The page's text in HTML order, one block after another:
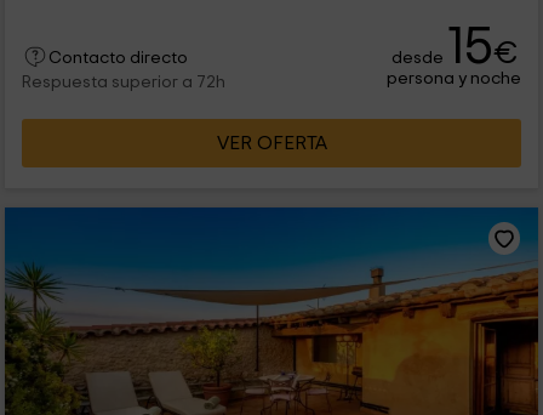
Contacto directo
Respuesta superior a 72h
desde 15€
persona y noche
VER OFERTA